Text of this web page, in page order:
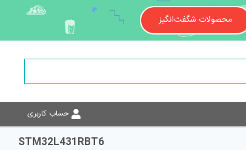
محصولات شگفت‌انگیز
حساب کاربری
STM32L431RBT6